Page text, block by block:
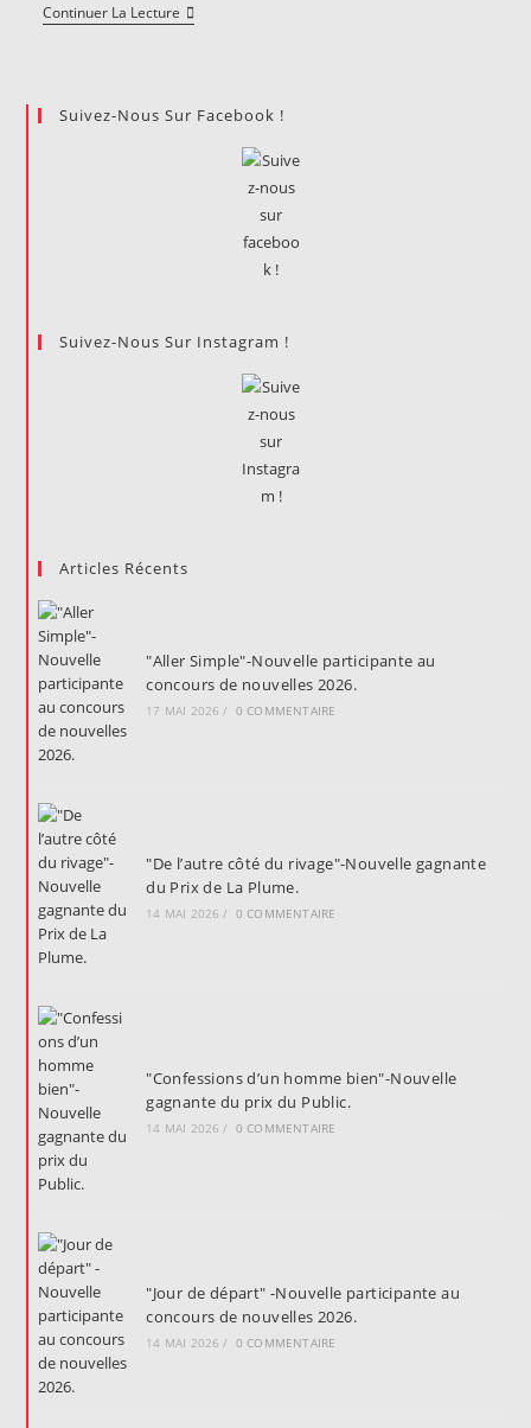
Continuer La LectureLorsque
Deux
Suivez-Nous Sur Facebook !
Suivez-Nous Sur Instagram !
Articles Récents
"Aller Simple"-Nouvelle participante au
concours de nouvelles 2026.
17 MAI 2026 / 0 COMMENTAIRE
"De l’autre côté du rivage"-Nouvelle gagnante
du Prix de La Plume.
14 MAI 2026 / 0 COMMENTAIRE
"Confessions d’un homme bien"-Nouvelle
gagnante du prix du Public.
14 MAI 2026 / 0 COMMENTAIRE
"Jour de départ" -Nouvelle participante au
concours de nouvelles 2026.
14 MAI 2026 / 0 COMMENTAIRE